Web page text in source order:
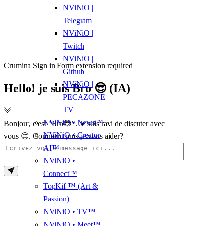
Crumina Sign in Form extension required
Hello! je suis Bro 😎 (IA)
Bonjour, c'est "Bro😎". Je suis ravi de discuter avec
vous 😊. Comment puis-je vous aider?
NViNiO |
Telegram
NViNiO |
Twitch
NViNiO |
Github
NViNiO |
PECAZONE
TV
NViNiO • News™
NViNiO • Creator
AI™
NViNiO •
Connect™
TopKif ™ (Art &
Passion)
NViNiO • TV™
NViNiO • Meet™